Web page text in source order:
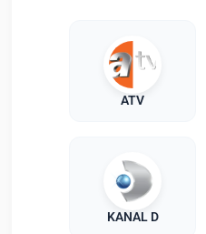
ATV
KANAL D